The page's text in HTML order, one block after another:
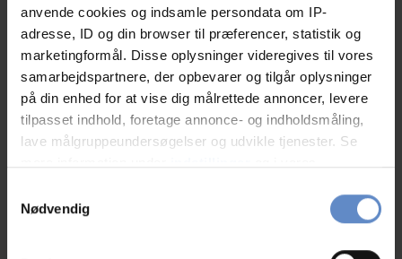
anvende cookies og indsamle persondata om IP-
adresse, ID og din browser til præferencer, statistik og
marketingformål. Disse oplysninger videregives til vores
samarbejdspartnere, der opbevarer og tilgår oplysninger
på din enhed for at vise dig målrettede annoncer, levere
tilpasset indhold, foretage annonce- og indholdsmåling,
lave målgruppeundersøgelser og udvikle tjenester. Se
tilbage eller ændre indstillinger fra vores
"Cookiedeklaration", eller ved at trykke på "Privacy
Nødvendig
Læs mere
RATINGS